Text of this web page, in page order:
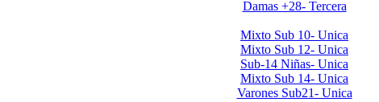
Damas +28- Tercera
Mixto Sub 10- Unica
Mixto Sub 12- Unica
Sub-14 Niñas- Unica
Mixto Sub 14- Unica
Varones Sub21- Unica